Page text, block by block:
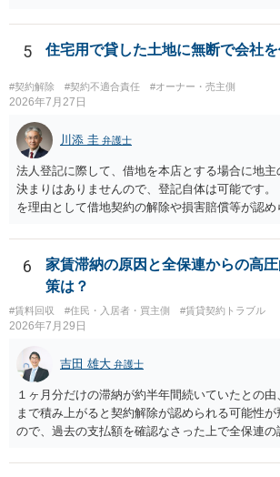
交渉である以上賃借人が拒んだ場合には入りま
良い方法と思います。
5 住宅用で貸した土地に無断で会社を
#契約解除 #契約不適合責任 #オーナー・売主側
2026年7月27日
川添 圭 弁護士
法人登記に際して、借地を本店とする場合に地主
決まりはありませんので、登記自体は可能です。
を理由として借地契約の解除や損害賠償等が認
の建物を住居用に限定する（事業に使用しない
きるかどうかが重要でしょう（借地契約締結後
に改装したという事案で、住居に限定する特約
として契約解除を認めなかった裁判例があります
や解釈の問題になりますので、弁護士へ直接相談
します。
6
家賃滞納の原因と全保連からの高
策は？
#賃料回収 #住民・入居者・買主側 #賃貸契約トラブル
2026年7月29日
吉田 雄大 弁護士
１ヶ月分だけの滞納が約半年間続いていたとの
まで積み上がると契約解除が認められる可能性
ので、過去の支払額を確認なさった上で全保連
た理由は気になるところですが、中身のある返